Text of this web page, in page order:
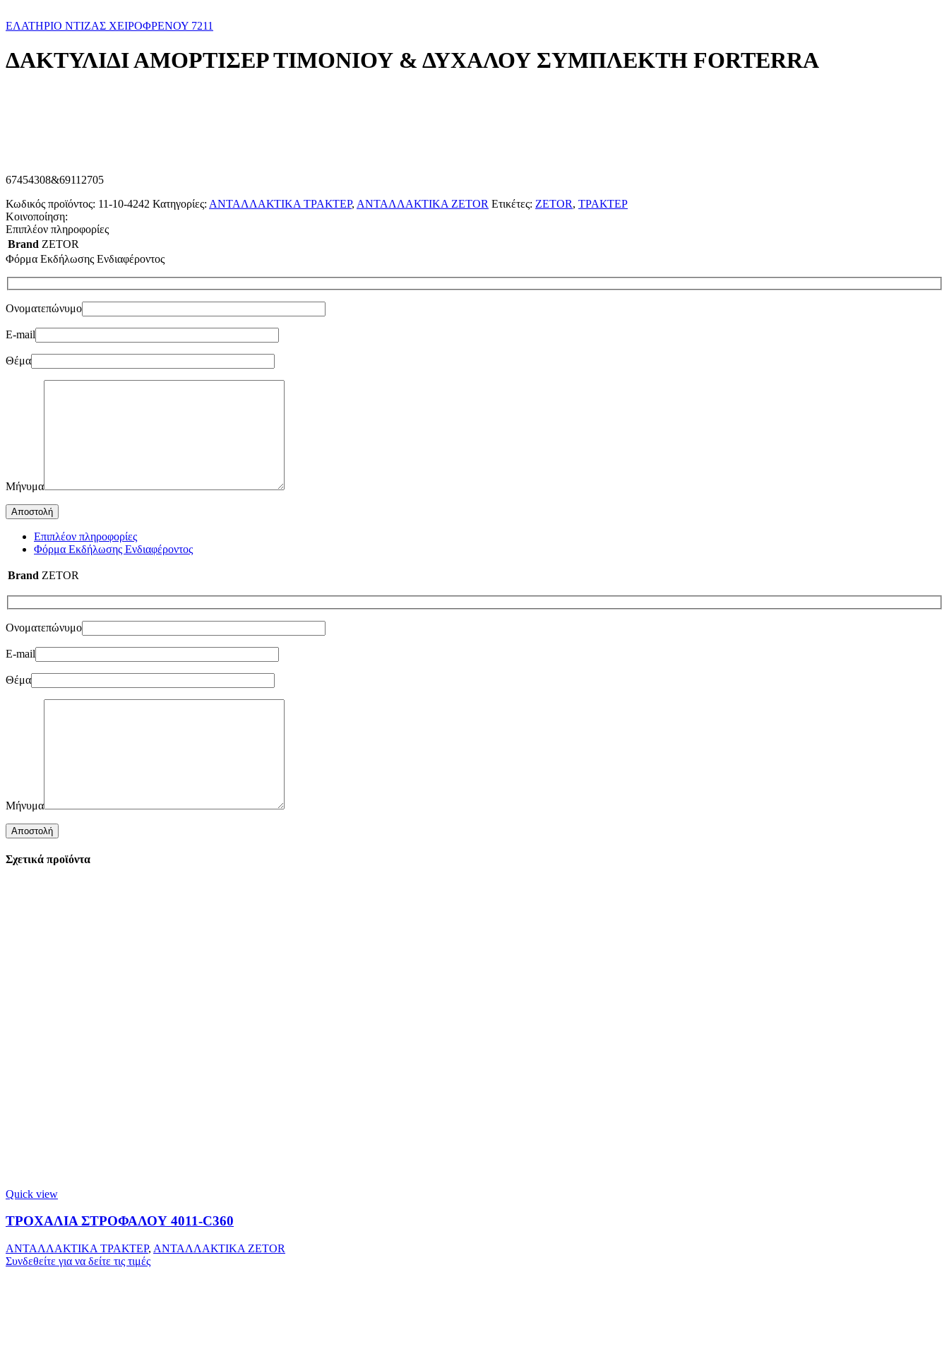
ΕΛΑΤΗΡΙΟ ΝΤΙΖΑΣ ΧΕΙΡΟΦΡΕΝΟΥ 7211
ΔΑΚΤΥΛΙΔΙ ΑΜΟΡΤΙΣΕΡ ΤΙΜΟΝΙΟΥ & ΔΥΧΑΛΟΥ ΣΥΜΠΛΕΚΤΗ FORTERRA
67454308&69112705
Κωδικός προϊόντος: 11-10-4242 Κατηγορίες: ΑΝΤΑΛΛΑΚΤΙΚΑ ΤΡΑΚΤΕΡ, ΑΝΤΑΛΛΑΚΤΙΚΑ ZETOR Ετικέτες: ZETOR, ΤΡΑΚΤΕΡ
Κοινοποίηση:
Επιπλέον πληροφορίες
Brand ZETOR
Φόρμα Εκδήλωσης Ενδιαφέροντος
Ονοματεπώνυμο
E-mail
Θέμα
Μήνυμα
Επιπλέον πληροφορίες
Φόρμα Εκδήλωσης Ενδιαφέροντος
Brand ZETOR
Ονοματεπώνυμο
E-mail
Θέμα
Μήνυμα
Σχετικά προϊόντα
Quick view
ΤΡΟΧΑΛΙΑ ΣΤΡΟΦΑΛΟΥ 4011-C360
ΑΝΤΑΛΛΑΚΤΙΚΑ ΤΡΑΚΤΕΡ, ΑΝΤΑΛΛΑΚΤΙΚΑ ZETOR
Συνδεθείτε για να δείτε τις τιμές